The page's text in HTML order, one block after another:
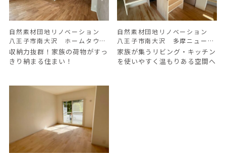
自然素材団地リノベーション
八王子市南大沢 ホームタウン
南大沢 H様
収納力抜群！家族の荷物がすっ
きり納まる住まい！
自然素材団地リノベーション
八王子市南大沢 多摩ニュータ
ウンパークサイド南大沢団地
K様邸
家族が集うリビング・キッチン
を使いやすく温もりある空間へ